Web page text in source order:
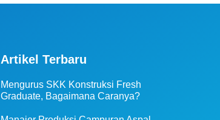
Artikel Terbaru
Mengurus SKK Konstruksi Fresh
Graduate, Bagaimana Caranya?